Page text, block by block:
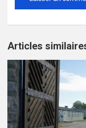
Articles